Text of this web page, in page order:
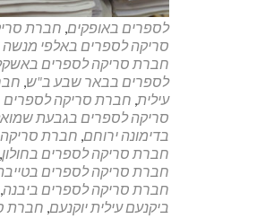
לספרים באופקים, חברת
סריקה לספרים באלפי מנשה
חברת סריקה לספרים
לספרים בבאר שבע ב"ש,
עילית, חברת סריקה לספרים
סריקה לספרים בגבעת
בדימונה ירוחם, חברת סריקה
חברת סריקה לספרים בחולון,
חברת סריקה לספרים
חברת סריקה לספרים ביבנה,
ביקנעם עילית יוקנעם, חברת